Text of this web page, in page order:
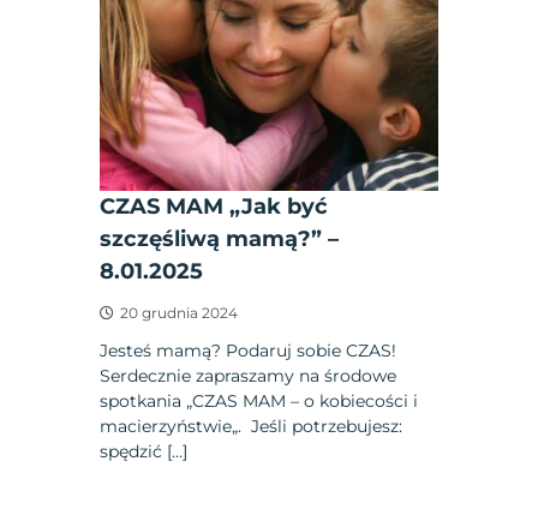
CZAS MAM „Jak być
szczęśliwą mamą?” –
8.01.2025
20 grudnia 2024
Jesteś mamą? Podaruj sobie CZAS!
Serdecznie zapraszamy na środowe
spotkania „CZAS MAM – o kobiecości i
macierzyństwie„. Jeśli potrzebujesz:
spędzić […]